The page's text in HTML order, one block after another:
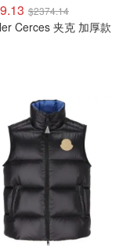
$2374.14
Cerces 夹克 加厚款